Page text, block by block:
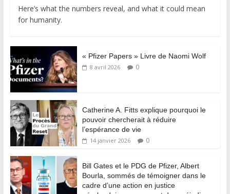
Here’s what the numbers reveal, and what it could mean
for humanity.
« Pfizer Papers » Livre de Naomi Wolf
8 avril 2026 0
Catherine A. Fitts explique pourquoi le
pouvoir chercherait à réduire
l’espérance de vie
14 janvier 2026 0
Bill Gates et le PDG de Pfizer, Albert
Bourla, sommés de témoigner dans le
cadre d’une action en justice